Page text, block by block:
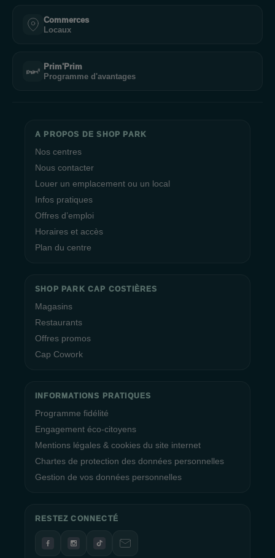
Commerces
Locaux
Prim'Prim
Programme d'avantages
A PROPOS DE SHOP PARK
Nos centres
Nous contacter
Louer un emplacement ou un local
Infos pratiques
Offres d’emploi
Horaires et accès
Plan du centre
SHOP PARK CAP COSTIÈRES
Magasins
Restaurants
Offres promos
Cap Cowork
INFORMATIONS PRATIQUES
Programme fidélité
Engagement éco-citoyens
Mentions légales & cookies du site internet
Chartes de protection des données personnelles
Gestion de vos données personnelles
RESTEZ CONNECTÉ